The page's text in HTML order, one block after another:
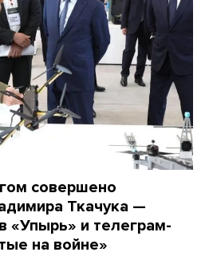
совершено
Ткачука —
«Упырь» и телеграм-
на войне»